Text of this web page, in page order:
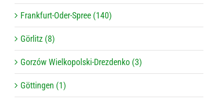
Frankfurt-Oder-Spree (140)
Görlitz (8)
Gorzów Wielkopolski-Drezdenko (3)
Göttingen (1)